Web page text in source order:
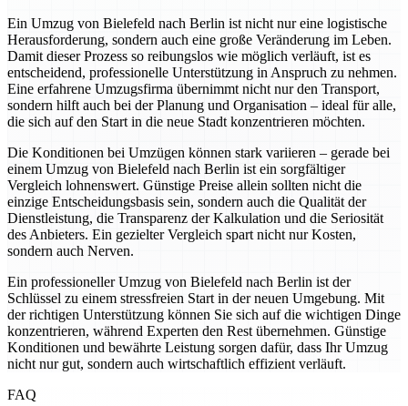
Ein Umzug von Bielefeld nach Berlin ist nicht nur eine logistische
Herausforderung, sondern auch eine große Veränderung im Leben.
Damit dieser Prozess so reibungslos wie möglich verläuft, ist es
entscheidend, professionelle Unterstützung in Anspruch zu nehmen.
Eine erfahrene Umzugsfirma übernimmt nicht nur den Transport,
sondern hilft auch bei der Planung und Organisation – ideal für alle,
die sich auf den Start in die neue Stadt konzentrieren möchten.
Die Konditionen bei Umzügen können stark variieren – gerade bei
einem Umzug von Bielefeld nach Berlin ist ein sorgfältiger
Vergleich lohnenswert. Günstige Preise allein sollten nicht die
einzige Entscheidungsbasis sein, sondern auch die Qualität der
Dienstleistung, die Transparenz der Kalkulation und die Seriosität
des Anbieters. Ein gezielter Vergleich spart nicht nur Kosten,
sondern auch Nerven.
Ein professioneller Umzug von Bielefeld nach Berlin ist der
Schlüssel zu einem stressfreien Start in der neuen Umgebung. Mit
der richtigen Unterstützung können Sie sich auf die wichtigen Dinge
konzentrieren, während Experten den Rest übernehmen. Günstige
Konditionen und bewährte Leistung sorgen dafür, dass Ihr Umzug
nicht nur gut, sondern auch wirtschaftlich effizient verläuft.
FAQ